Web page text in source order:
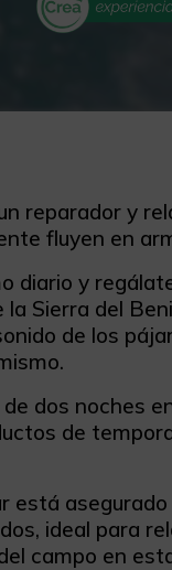
reparador y
fluyen en
diario y
la Sierra del
de los
dos noches
de
está
ideal para
campo en